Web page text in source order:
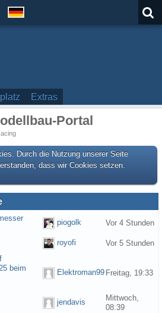
Extras
Portal
Durch die Nutzung unserer Seite
dass wir Cookies setzen.
piogolk
Vor 4 Stunden
royofi
Vor 5 Stunden
beim
Elektroman99 Freitag, 19:33
jendavis
Mittwoch,
08:39